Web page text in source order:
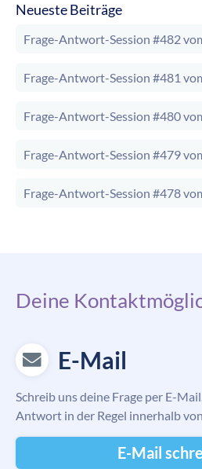
Neueste Beiträge
Frage-Antwort-Session #482
Frage-Antwort-Session #481
Frage-Antwort-Session #480
Frage-Antwort-Session #479
Frage-Antwort-Session #478
Deine
E-Mail
Schreib uns deine Frage per E-
Antwort in der Regel innerhalb
E-Mail